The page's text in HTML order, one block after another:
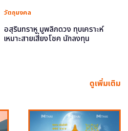
วัตถุมงคล
อสุรินทราหู มูพลิกดวง ทุบเคราะห์
เหมาะสายเสี่ยงโชค นักลงทุน
ดูเพิ่มเติม